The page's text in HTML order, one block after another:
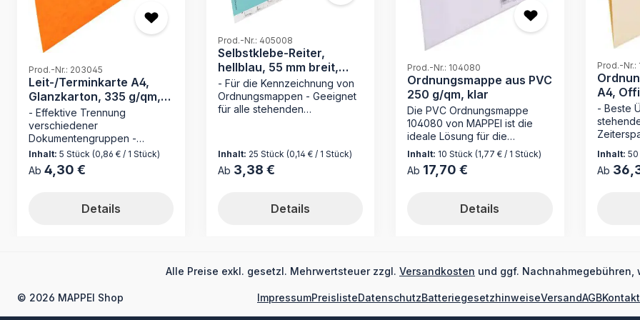
Prod.-Nr.: 203045
Leit-/Terminkarte A4,
Glanzkarton, 335 g/qm,
orange
- Effektive Trennung
verschiedener
Dokumentengruppen -
Stabiler Glanzkarton für eine
hohe Widerstandsfähigkeit -
Einfache Gliederung durch
- Schafft klare Oberkategorien
in Ihrer Ablage Die MAPPEI
übersichtlichen Strukturierung
Aktengruppen. Diese Leitkarte
hilft Ihnen, Ihre Dokumente
Inhalt: 5 Stück (0,86 € / 1 Stück)
Regulärer Preis:
Ab 4,30 €
Details
Prod.-Nr.: 405008
Selbstklebe-Reiter,
hellblau, 55 mm breit,
Karton
- Für die Kennzeichnung von
Ordnungsmappen - Geeignet
für alle stehenden
Selbstklebereiter 405008 in
hellblau von MAPPEI ist die
perfekte Ergänzung für Ihre
Kartonreitern, die einfach
Ihrer Dokumente. Optimieren
dem Selbstklebereiter
405008 von MAPPEI! Dieser
Inhalt: 25 Stück(0,14 € / 1 Stück)
Regulärer Preis:
Ab 3,38 €
Details
Prod.-Nr.: 104080
Ordnungsmappe aus PVC
250 g/qm, klar
Die PVC Ordnungsmappe
104080 von MAPPEI ist die
ideale Lösung für die
geordnete Aufbewahrung
Ihrer Dokumente. Hergestellt
aus strapazierfähigem PVC mit
erleichtert sie die Organisation
Ordnungsmappe 104080 von
MAPPEI! Das robuste PVC-
Langlebigkeit und Schutz Ihrer
Dokumente. Dank der
Inhalt: 10 Stück(1,77 € / 1 Stück)
Regulärer Preis:
Ab 17,70 €
Details
Prod.-Nr.:
A4,
g/qm
- Beste
diese
sondern
Inhalt: 50
Ab
Alle Preise exkl. gesetzl. Mehrwertsteuer zzgl. Versandkosten und ggf.
© 2026 MAPPEI Shop ImpressumPreislisteDatenschutzBatteriegesetzhinweiseVersandAGBKontakt